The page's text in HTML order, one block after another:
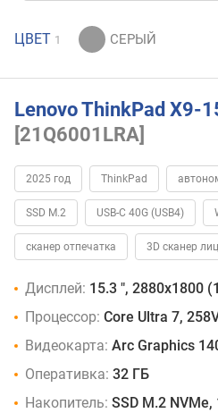
ЦВЕТ 1
Lenovo ThinkPad X9-
[21Q6001LRA]
2025 год ThinkPad
SSD M.2 USB-C 40G (USB4)
сканер отпечатка 3D сканер
Дисплей: 15.3 ", 2880x1800
Процессор: Core Ultra 7,
Видеокарта: Arc Graphics
Оперативка: 32 ГБ
Накопитель: SSD M.2 NVMe,